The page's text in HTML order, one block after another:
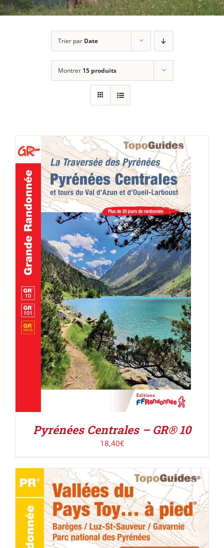
Trier par Date
Montrer 15 produits
AJOUTER AU PANIER / DÉTAILS
Pyrénées Centrales – GR® 10
18,40€